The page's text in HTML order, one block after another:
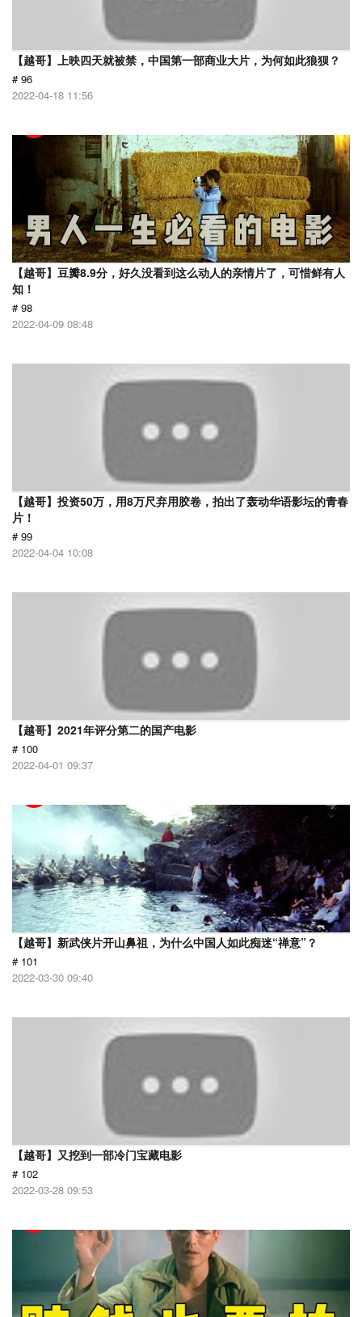
【越哥】上映四天就被禁，中国第一部商业大片，为何如此狼狈？
# 96
2022-04-18 11:56
【越哥】豆瓣8.9分，好久没看到这么动人的亲情片了，可惜鲜有人
知！
# 98
2022-04-09 08:48
【越哥】投资50万，用8万尺弃用胶卷，拍出了轰动华语影坛的青春
片！
# 99
2022-04-04 10:08
【越哥】2021年评分第二的国产电影
# 100
2022-04-01 09:37
【越哥】新武侠片开山鼻祖，为什么中国人如此痴迷“禅意”？
# 101
2022-03-30 09:40
【越哥】又挖到一部冷门宝藏电影
# 102
2022-03-28 09:53